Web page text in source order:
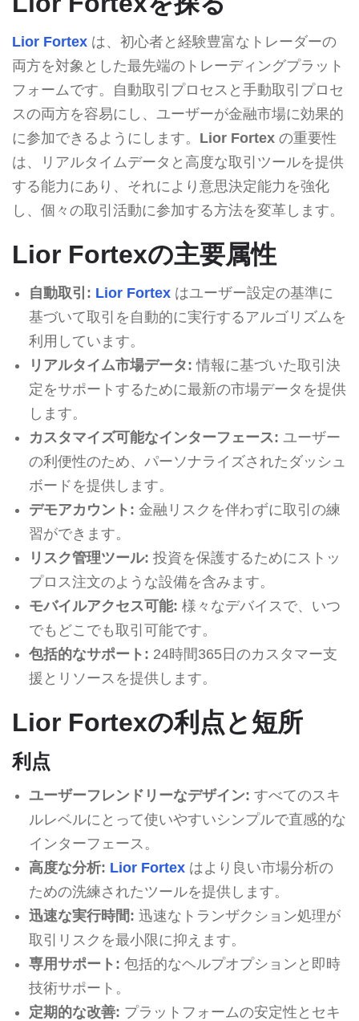
Lior Fortex は、初心者と経験豊富なトレーダーの
両方を対象とした最先端のトレーディングプラット
フォームです。自動取引プロセスと手動取引プロセ
スの両方を容易にし、ユーザーが金融市場に効果的
に参加できるようにします。 Lior Fortex の重要性
は、リアルタイムデータと高度な取引ツールを提供
する能力にあり、それにより意思決定能力を強化
し、個々の取引活動に参加する方法を変革します。
Lior Fortexの主要属性
自動取引: Lior Fortexはユーザー設定の基準に
基づいて取引を自動的に実行するアルゴリズムを
利用しています。
リアルタイム市場データ: 情報に基づいた取引決
定をサポートするために最新の市場データを提供
します。
カスタマイズ可能なインターフェース: ユーザー
の利便性のため、パーソナライズされたダッシュ
ボードを提供します。
デモアカウント: 金融リスクを伴わずに取引の練
習ができます。
リスク管理ツール: 投資を保護するためにストッ
プロス注文のような設備を含みます。
モバイルアクセス可能: 様々なデバイスで、いつ
でもどこでも取引可能です。
包括的なサポート: 24時間365日のカスタマー支
援とリソースを提供します。
Lior Fortexの利点と短所
利点
ユーザーフレンドリーなデザイン: すべてのスキ
ルレベルにとって使いやすいシンプルで直感的な
インターフェース。
高度な分析: Lior Fortexはより良い市場分析の
ための洗練されたツールを提供します。
迅速な実行時間: 迅速なトランザクション処理が
取引リスクを最小限に抑えます。
専用サポート: 包括的なヘルプオプションと即時
技術サポート。
定期的な改善: プラットフォームの安定性とセキ